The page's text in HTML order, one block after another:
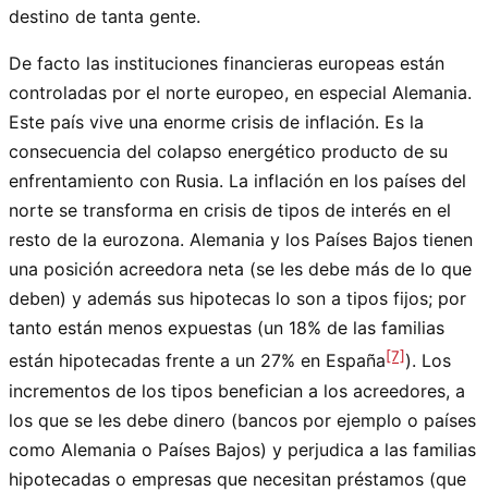
destino de tanta gente.
De facto las instituciones financieras europeas están
controladas por el norte europeo, en especial Alemania.
Este país vive una enorme crisis de inflación. Es la
consecuencia del colapso energético producto de su
enfrentamiento con Rusia. La inflación en los países del
norte se transforma en crisis de tipos de interés en el
resto de la eurozona. Alemania y los Países Bajos tienen
una posición acreedora neta (se les debe más de lo que
deben) y además sus hipotecas lo son a tipos fijos; por
tanto están menos expuestas (un 18% de las familias
están hipotecadas frente a un 27% en España[7]). Los
incrementos de los tipos benefician a los acreedores, a
los que se les debe dinero (bancos por ejemplo o países
como Alemania o Países Bajos) y perjudica a las familias
hipotecadas o empresas que necesitan préstamos (que